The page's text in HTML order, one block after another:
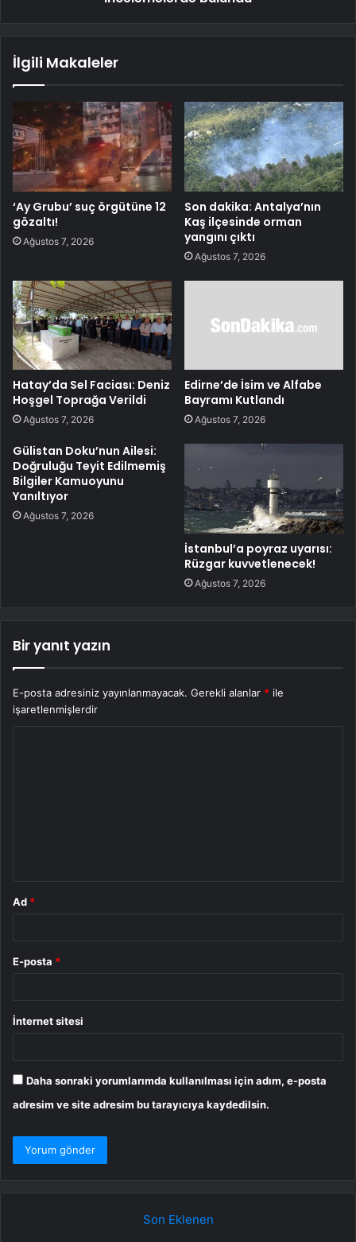
İlgili Makaleler
‘Ay Grubu’ suç örgütüne 12
gözaltı!
Ağustos 7, 2026
Son dakika: Antalya’nın
Kaş ilçesinde orman
yangını çıktı
Ağustos 7, 2026
Hatay’da Sel Faciası: Deniz
Hoşgel Toprağa Verildi
Ağustos 7, 2026
Edirne’de İsim ve Alfabe
Bayramı Kutlandı
Ağustos 7, 2026
Gülistan Doku’nun Ailesi:
Doğruluğu Teyit Edilmemiş
Bilgiler Kamuoyunu
Yanıltıyor
Ağustos 7, 2026
İstanbul’a poyraz uyarısı:
Rüzgar kuvvetlenecek!
Ağustos 7, 2026
Bir yanıt yazın
E-posta adresiniz yayınlanmayacak. Gerekli alanlar * ile
işaretlenmişlerdir
Ad *
E-posta *
İnternet sitesi
Daha sonraki yorumlarımda kullanılması için adım, e-posta
adresim ve site adresim bu tarayıcıya kaydedilsin.
Son Eklenen